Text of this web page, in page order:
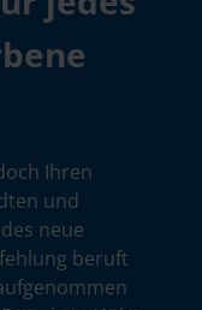
Ihren
und
neue
beruft